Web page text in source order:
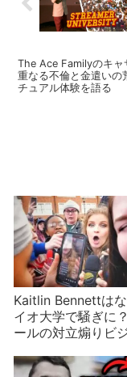
The Ace Familyのキャ
重なる不倫と金遣いの
チュアル体験を語る
Kaitlin Bennettは
イオ大学で騒ぎに
ールの対立煽りビ